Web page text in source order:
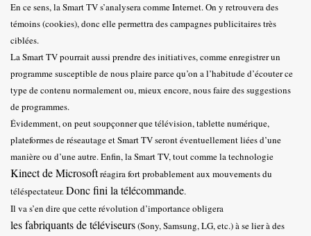
En ce sens, la Smart TV s’analysera comme Internet. On y retrouvera des
témoins (cookies), donc elle permettra des campagnes publicitaires très
ciblées.
La Smart TV pourrait aussi prendre des initiatives, comme enregistrer un
programme susceptible de nous plaire parce qu’on a l’habitude d’écouter ce
type de contenu normalement ou, mieux encore, nous faire des suggestions
de programmes.
Évidemment, on peut soupçonner que télévision, tablette numérique,
plateformes de réseautage et Smart TV seront éventuellement liées d’une
manière ou d’une autre. Enfin, la Smart TV, tout comme la technologie
Kinect de Microsoftréagira fort probablement aux mouvements du
téléspectateur.Donc fini la télécommande.
Il va s’en dire que cette révolution d’importance obligera
les fabriquants de téléviseurs(Sony, Samsung, LG, etc.) à se lier à des